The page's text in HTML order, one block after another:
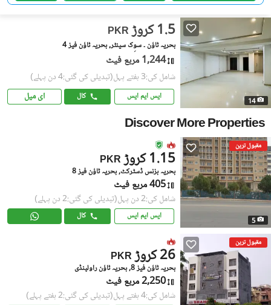
14
PKR 1.5 کروڑ
بحریہ ٹاؤن ۔ سوِک سینٹر, بحریہ ٹاؤن فیز 4
1,244 مربع فیٹ
شامل کی:3 ہفتے پہل (تبدیلی کی گئی:4 دن پہلے)
ایس ایم ایس کال ای میل
Discover More Properties
مقبول ترین
5
PKR 1.15 کروڑ
بحریہ بزنس ڈسٹرکٹ, بحریہ ٹاؤن فیز 8
405 مربع فیٹ
شامل کی:2 دن پہل (تبدیلی کی گئی:2 دن پہلے)
ایس ایم ایس کال
مقبول ترین
PKR 26 کروڑ
بحریہ ٹاؤن فیز 8, بحریہ ٹاؤن راولپنڈی
2,250 مربع فیٹ
شامل کی:4 ہفتے پہل (تبدیلی کی گئی:2 ہفتے پہلے)